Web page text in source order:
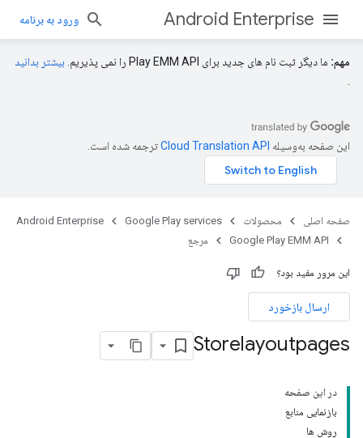
Android Enterprise ورود به برنامه
مهم: ما دیگر ثبت نام های جدید برای Play EMM API را نمی پذیریم.
بیشتر بدانید
این صفحه به‌وسیله ترجمه شده است.
صفحه اصلی محصولات Google Play services
Android Enterprise
Google Play EMM API
مرجع
این مرور مفید بود؟
ارسال بازخورد
Storelayoutpages
در این صفحه
بازنمایی منابع
روش ها